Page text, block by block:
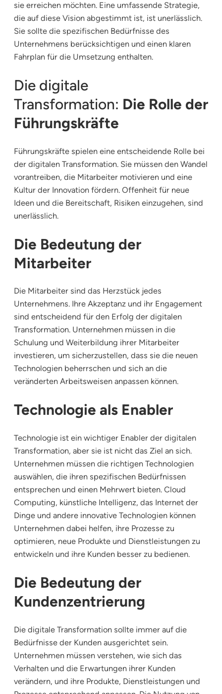
sie erreichen möchten. Eine umfassende Strategie,
die auf diese Vision abgestimmt ist, ist unerlässlich.
Sie sollte die spezifischen Bedürfnisse des
Unternehmens berücksichtigen und einen klaren
Fahrplan für die Umsetzung enthalten.
Die digitale
Transformation: Die Rolle der
Führungskräfte
Führungskräfte spielen eine entscheidende Rolle bei
der digitalen Transformation. Sie müssen den Wandel
vorantreiben, die Mitarbeiter motivieren und eine
Kultur der Innovation fördern. Offenheit für neue
Ideen und die Bereitschaft, Risiken einzugehen, sind
unerlässlich.
Die Bedeutung der
Mitarbeiter
Die Mitarbeiter sind das Herzstück jedes
Unternehmens. Ihre Akzeptanz und ihr Engagement
sind entscheidend für den Erfolg der digitalen
Transformation. Unternehmen müssen in die
Schulung und Weiterbildung ihrer Mitarbeiter
investieren, um sicherzustellen, dass sie die neuen
Technologien beherrschen und sich an die
veränderten Arbeitsweisen anpassen können.
Technologie als Enabler
Technologie ist ein wichtiger Enabler der digitalen
Transformation, aber sie ist nicht das Ziel an sich.
Unternehmen müssen die richtigen Technologien
auswählen, die ihren spezifischen Bedürfnissen
entsprechen und einen Mehrwert bieten. Cloud
Computing, künstliche Intelligenz, das Internet der
Dinge und andere innovative Technologien können
Unternehmen dabei helfen, ihre Prozesse zu
optimieren, neue Produkte und Dienstleistungen zu
entwickeln und ihre Kunden besser zu bedienen.
Die Bedeutung der
Kundenzentrierung
Die digitale Transformation sollte immer auf die
Bedürfnisse der Kunden ausgerichtet sein.
Unternehmen müssen verstehen, wie sich das
Verhalten und die Erwartungen ihrer Kunden
verändern, und ihre Produkte, Dienstleistungen und